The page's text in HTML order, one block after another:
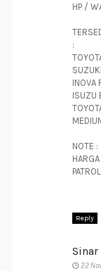
HP /
:
INOVA
ISUZU
NOTE :
PATROL
Reply
Sinar
22